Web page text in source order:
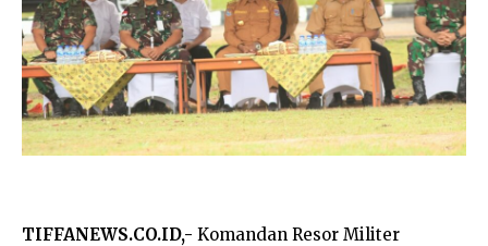
TIFFANEWS.CO.ID,- Komandan Resor Militer